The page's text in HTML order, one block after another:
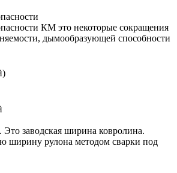
КМ это некоторые сокращения
дымообразующей способности
Это заводская ширина ковролина.
ширину рулона методом сварки под